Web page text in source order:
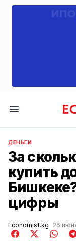
ДЕНЬГИ
За
купить
цифры
Economist.kg 26